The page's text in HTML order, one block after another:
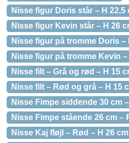
Nisse figur Doris står – H 22,5
Nisse figur Kevin står – H 26
Nisse figur på tromme Doris –
Nisse figur på tromme Kevin –
Nisse filt – Grå og rød – H 15
Nisse filt – Rød og grå – H 15
Nisse Fimpe siddende 30 cm
Nisse Fimpe stående 26 cm –
Nisse Kaj fløjl – Rød – H 26 cm